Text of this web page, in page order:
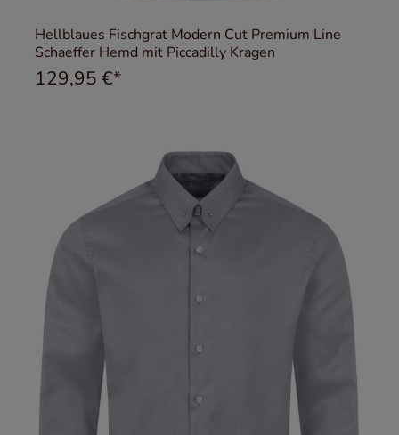
Hellblaues Fischgrat Modern Cut Premium Line
Schaeffer Hemd mit Piccadilly Kragen
129,95 €*